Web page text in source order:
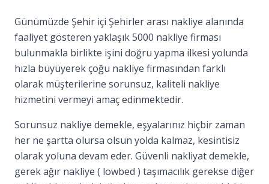
Günümüzde Şehir içi Şehirler arası nakliye alanında
faaliyet gösteren yaklaşık 5000 nakliye firması
bulunmakla birlikte işini doğru yapma ilkesi yolunda
hızla büyüyerek çoğu nakliye firmasından farklı
olarak müşterilerine sorunsuz, kaliteli nakliye
hizmetini vermeyi amaç edinmektedir.
Sorunsuz nakliye demekle, eşyalarınız hiçbir zaman
her ne şartta olursa olsun yolda kalmaz, kesintisiz
olarak yoluna devam eder. Güvenli nakliyat demekle,
gerek ağır nakliye ( lowbed ) taşımacılık gerekse diğer